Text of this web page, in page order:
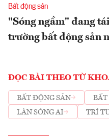
Bất động sản
"Sóng ngầm" đang
trường bất động sản
ĐỌC BÀI THEO TỪ
BẤT ĐỘNG SẢN
BẤT
LÀN SÓNG AI
TRÍ